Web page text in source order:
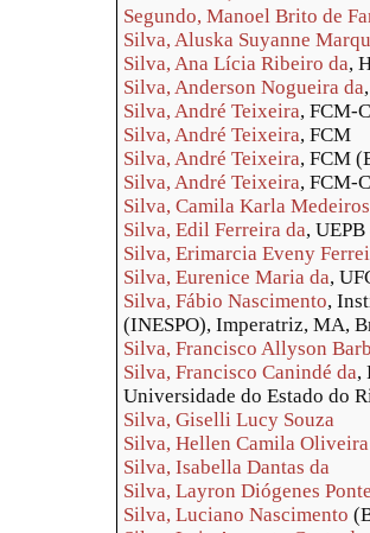
Segundo, Manoel Brito de
Silva, Aluska Suyanne
Silva, Ana Lícia Ribeiro da,
Silva, Anderson Nogueira da
Silva, André Teixeira, FCM-
Silva, André Teixeira, FCM
Silva, André Teixeira, FCM
Silva, André Teixeira, FCM-
Silva, Camila Karla
Silva, Edil Ferreira da,
Silva, Erimarcia Eveny
Silva, Eurenice Maria da,
Silva, Fábio Nascimento,
(INESPO), Imperatriz, MA,
Silva, Francisco Allyson
Silva, Francisco Canindé da,
Universidade do Estado do
Silva, Giselli Lucy Souza
Silva, Hellen Camila
Silva, Isabella Dantas da
Silva, Layron Diógenes
Silva, Luciano Nascimento